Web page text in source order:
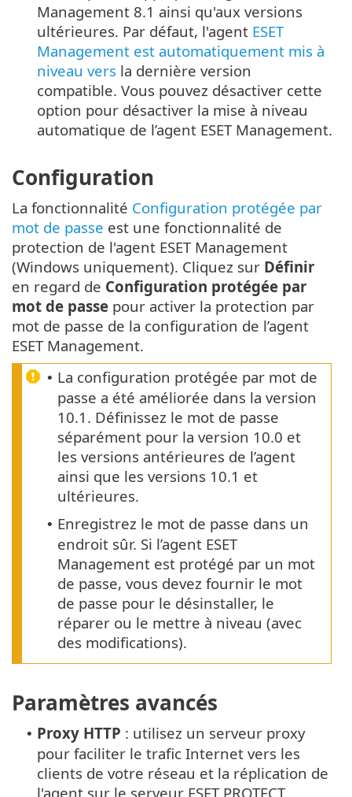
Management 8.1 ainsi qu'aux versions
ultérieures. Par défaut, l'agent ESET
Management est automatiquement mis à
niveau vers la dernière version
compatible. Vous pouvez désactiver cette
option pour désactiver la mise à niveau
automatique de l’agent ESET Management.
Configuration
La fonctionnalité Configuration protégée par
mot de passe est une fonctionnalité de
protection de l'agent ESET Management
(Windows uniquement). Cliquez sur Définir
en regard de Configuration protégée par
mot de passe pour activer la protection par
mot de passe de la configuration de l’agent
ESET Management.
• La configuration protégée par mot de
passe a été améliorée dans la version
10.1. Définissez le mot de passe
séparément pour la version 10.0 et
les versions antérieures de l’agent
ainsi que les versions 10.1 et
ultérieures.
• Enregistrez le mot de passe dans un
endroit sûr. Si l’agent ESET
Management est protégé par un mot
de passe, vous devez fournir le mot
de passe pour le désinstaller, le
réparer ou le mettre à niveau (avec
des modifications).
Paramètres avancés
• Proxy HTTP : utilisez un serveur proxy
pour faciliter le trafic Internet vers les
clients de votre réseau et la réplication de
l'agent sur le serveur ESET PROTECT.